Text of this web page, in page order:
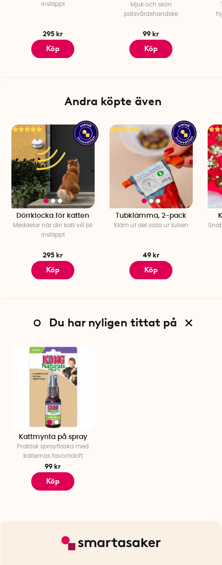
insläppt
295 kr
Köp
Mjuk och skön
pälsvårdshandske
99 kr
Köp
Andra köpte även
Dörrklocka för katten
Meddelar när din katt vill bli
insläppt
295 kr
Köp
Tubklämma, 2-pack
Kläm ut det sista ur tuben
49 kr
Köp
Du har nyligen tittat på
Kattmynta på spray
Praktisk sprayflaska med
katternas favoritdoft
99 kr
Köp